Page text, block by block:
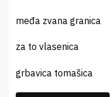
međa zvana granica
za to vlasenica
grbavica tomašica